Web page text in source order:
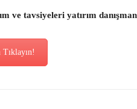
ve tavsiyeleri yatırım